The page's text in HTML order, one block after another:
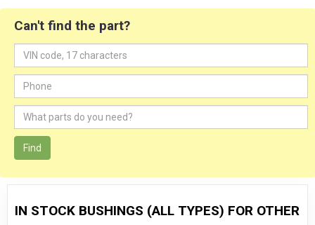
Can't find the part?
Find
IN STOCK BUSHINGS (ALL TYPES) FOR OTHER